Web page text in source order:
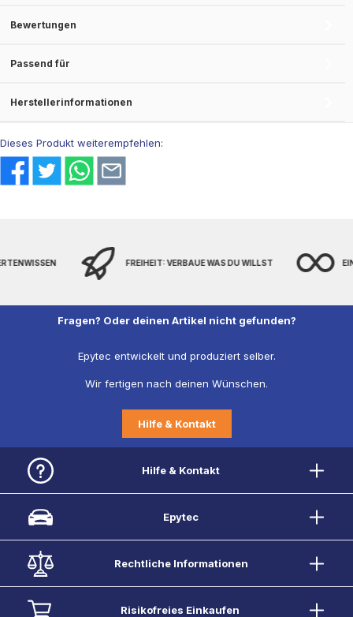
Bewertungen
Passend für
Herstellerinformationen
Dieses Produkt weiterempfehlen:
FREIHEIT: VERBAUE WAS DU WILLST
Fragen? Oder deinen Artikel nicht gefunden?
Epytec entwickelt und produziert selber.
Wir fertigen nach deinen Wünschen.
Hilfe & Kontakt
Hilfe & Kontakt
Epytec
Rechtliche Informationen
Risikofreies Einkaufen